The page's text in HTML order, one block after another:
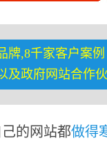
牌,8千家客户案例
及政府网站合作
的网站都做得